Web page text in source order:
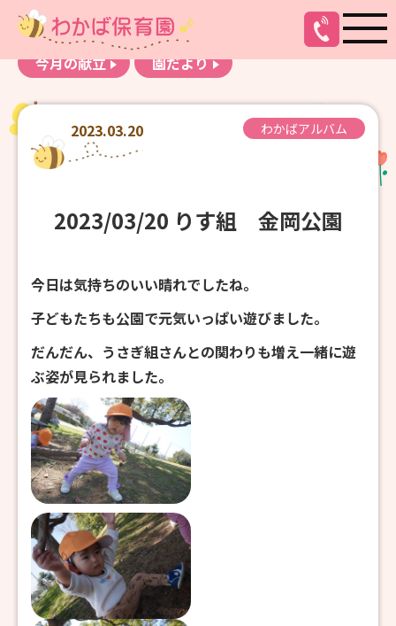
お知らせ
わかばアルバム
今月の献立
園だより
2023.03.20 わかばアルバム
2023/03/20 りす組 金岡公園
今日は気持ちのいい晴れでしたね。
子どもたちも公園で元気いっぱい遊びました。
だんだん、うさぎ組さんとの関わりも増え一緒に遊
ぶ姿が見られました。